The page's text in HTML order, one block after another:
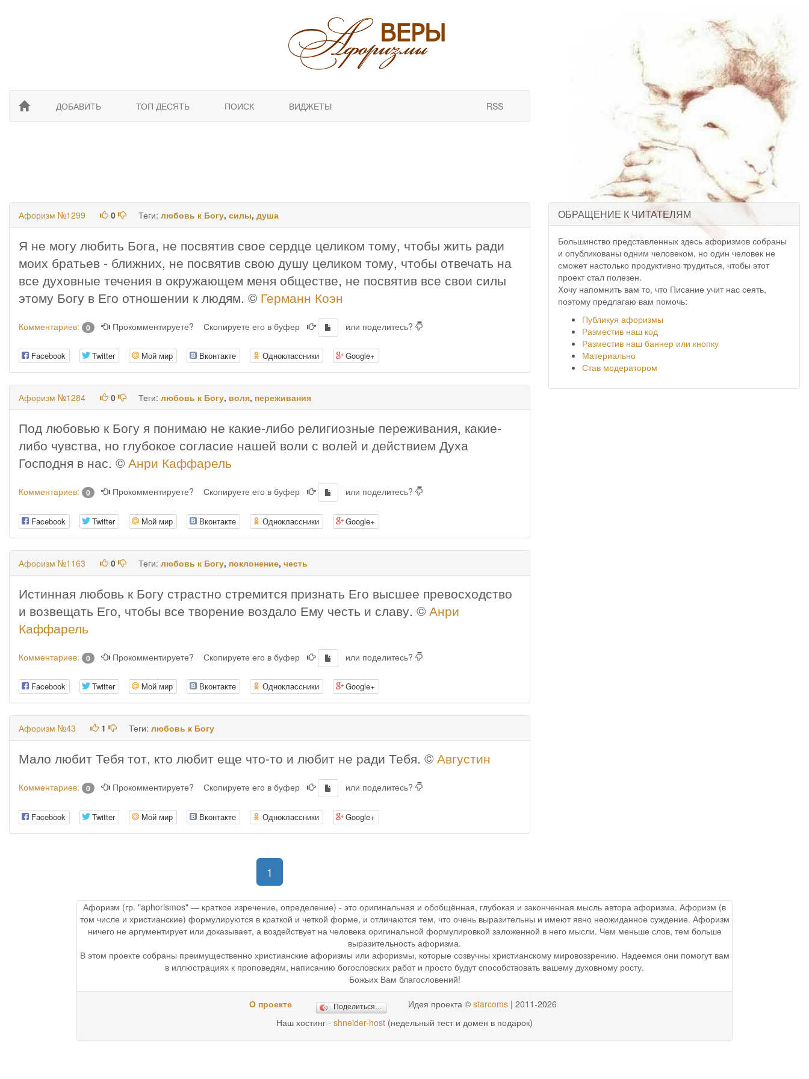
ДОБАВИТЬ ТОП ДЕСЯТЬ ПОИСК ВИДЖЕТЫ RSS
Афоризм №1299 0 Теги: любовь к Богу, силы, душа
Я не могу любить Бога, не посвятив свое сердце целиком тому, чтобы жить ради
моих братьев - ближних, не посвятив свою душу целиком тому, чтобы отвечать на
все духовные течения в окружающем меня обществе, не посвятив все свои силы
этому Богу в Его отношении к людям. © Германн Коэн
Комментариев: 0 Прокомментируете? Скопируете его в буфер или поделитесь?
Facebook Twitter Мой мир Вконтакте Одноклассники Google+
Афоризм №1284 0 Теги: любовь к Богу, воля, переживания
Под любовью к Богу я понимаю не какие-либо религиозные переживания, какие-
либо чувства, но глубокое согласие нашей воли с волей и действием Духа
Господня в нас. © Анри Каффарель
Комментариев: 0 Прокомментируете? Скопируете его в буфер или поделитесь?
Facebook Twitter Мой мир Вконтакте Одноклассники Google+
Афоризм №1163 0 Теги: любовь к Богу, поклонение, честь
Истинная любовь к Богу страстно стремится признать Его высшее превосходство
и возвещать Его, чтобы все творение воздало Ему честь и славу. © Анри
Каффарель
Комментариев: 0 Прокомментируете? Скопируете его в буфер или поделитесь?
Facebook Twitter Мой мир Вконтакте Одноклассники Google+
Афоризм №43 1 Теги: любовь к Богу
Мало любит Тебя тот, кто любит еще что-то и любит не ради Тебя. © Августин
Комментариев: 0 Прокомментируете? Скопируете его в буфер или поделитесь?
Facebook Twitter Мой мир Вконтакте Одноклассники Google+
1
ОБРАЩЕНИЕ К ЧИТАТЕЛЯМ
Большинство представленных здесь афоризмов собраны
и опубликованы одним человеком, но один человек не
сможет настолько продуктивно трудиться, чтобы этот
проект стал полезен.
Хочу напомнить вам то, что Писание учит нас сеять,
поэтому предлагаю вам помочь:
Публикуя афоризмы
Разместив наш код
Разместив наш баннер или кнопку
Материально
Став модератором
Афоризм (гр. "aphorismos" — краткое изречение, определение) - это оригинальная и обобщённая, глубокая и законченная мысль автора афоризма. Афоризм (в
том числе и христианские) формулируются в краткой и четкой форме, и отличаются тем, что очень выразительны и имеют явно неожиданное суждение. Афоризм
ничего не аргументирует или доказывает, а воздействует на человека оригинальной формулировкой заложенной в него мысли. Чем меньше слов, тем больше
выразительность афоризма.
В этом проекте собраны преимущественно христианские афоризмы или афоризмы, которые созвучны христианскому мировоззрению. Надеемся они помогут вам
в иллюстрациях к проповедям, написанию богословских работ и просто будут способствовать вашему духовному росту.
Божьих Вам благословений!
О проекте Поделиться… Идея проекта © starcoms | 2011-2026
Наш хостинг - shneider-host (недельный тест и домен в подарок)